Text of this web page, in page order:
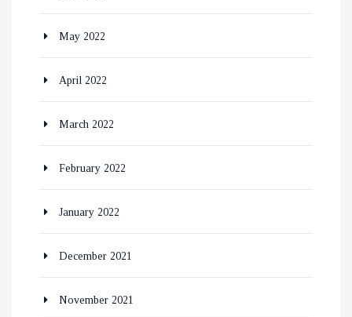
May 2022
April 2022
March 2022
February 2022
January 2022
December 2021
November 2021